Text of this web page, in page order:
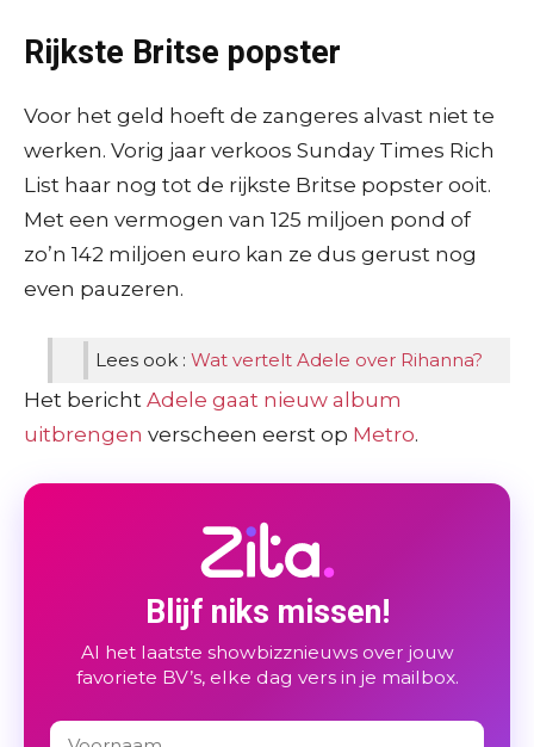
Rijkste Britse popster
Voor het geld hoeft de zangeres alvast niet te
werken. Vorig jaar verkoos Sunday Times Rich
List haar nog tot de rijkste Britse popster ooit.
Met een vermogen van 125 miljoen pond of
zo’n 142 miljoen euro kan ze dus gerust nog
even pauzeren.
Lees ook : Wat vertelt Adele over Rihanna?
Het bericht Adele gaat nieuw album
uitbrengen verscheen eerst op Metro.
Blijf niks missen!
Al het laatste showbizznieuws over jouw
favoriete BV’s, elke dag vers in je mailbox.